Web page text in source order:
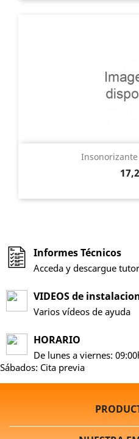
Insonorizante
Informes Técnicos
Acceda y descargue
VIDEOS de
Varios vídeos de ayuda
HORARIO
De lunes a viernes:
Sábados: Cita previa